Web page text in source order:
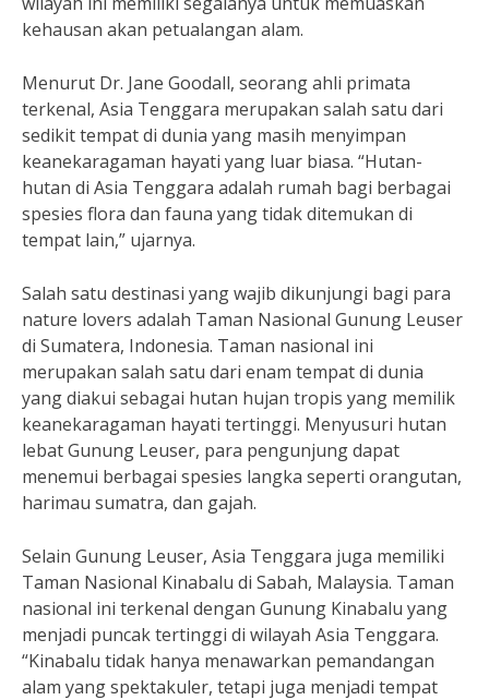
kehausan akan petualangan alam.
Menurut Dr. Jane Goodall, seorang ahli primata
terkenal, Asia Tenggara merupakan salah satu dari
sedikit tempat di dunia yang masih menyimpan
keanekaragaman hayati yang luar biasa. “Hutan-
hutan di Asia Tenggara adalah rumah bagi berbagai
spesies flora dan fauna yang tidak ditemukan di
tempat lain,” ujarnya.
Salah satu destinasi yang wajib dikunjungi bagi para
nature lovers adalah Taman Nasional Gunung Leuser
di Sumatera, Indonesia. Taman nasional ini
merupakan salah satu dari enam tempat di dunia
yang diakui sebagai hutan hujan tropis yang memilik
keanekaragaman hayati tertinggi. Menyusuri hutan
lebat Gunung Leuser, para pengunjung dapat
menemui berbagai spesies langka seperti orangutan,
harimau sumatra, dan gajah.
Selain Gunung Leuser, Asia Tenggara juga memiliki
Taman Nasional Kinabalu di Sabah, Malaysia. Taman
nasional ini terkenal dengan Gunung Kinabalu yang
menjadi puncak tertinggi di wilayah Asia Tenggara.
“Kinabalu tidak hanya menawarkan pemandangan
alam yang spektakuler, tetapi juga menjadi tempat